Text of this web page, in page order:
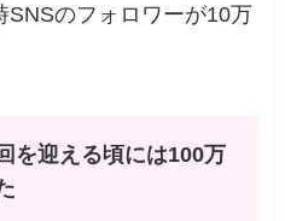
SNSのフォロワーが10万
を迎える頃には100万